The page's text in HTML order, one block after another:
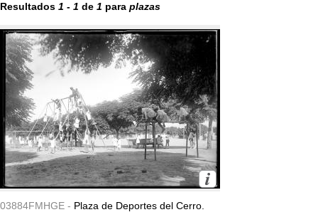
Resultados 1 - 1 de 1 para plazas
03884FMHGE - Plaza de Deportes del Cerro.